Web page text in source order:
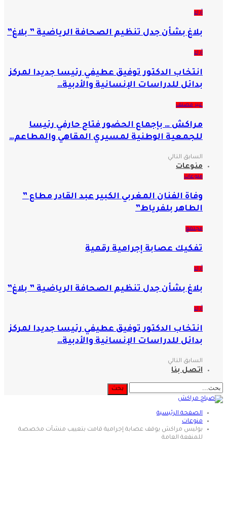
آراء
بلاغ بشأن جدل تنظيم الصحافة الرياضية ” بلاغ”
آراء
انتخاب الدكتور توفيق عطيفي رئيسا جديدا لمركز
بدائل للدراسات الإنسانية والأدبية…
غير مصنف
مراكش … بإجماع الحضور فتاح حارفي رئيسا
للجمعية الوطنية لمسيري المقاهي والمطاعم…
السابق التالي
منوعات
منوعات
وفاة الفنان المغربي الكبير عبد القادر مطاع ”
الطاهر بلفرياط”
مجتمع
تفكيك عصابة إجرامية رقمية
آراء
بلاغ بشأن جدل تنظيم الصحافة الرياضية ” بلاغ”
آراء
انتخاب الدكتور توفيق عطيفي رئيسا جديدا لمركز
بدائل للدراسات الإنسانية والأدبية…
السابق التالي
اتصل بنا
الصفحة الرئيسية
منوعات
بوليس مراكش يوقف عصابة إجرامية قامت بتعييب منشآت مخصصة
للمنفعة العامة